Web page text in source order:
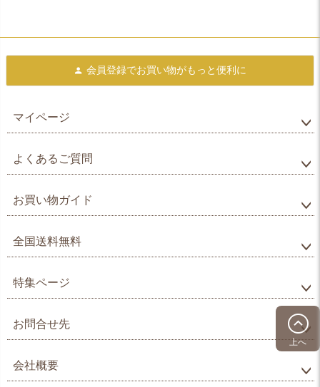
上へ
会員登録でお買い物がもっと便利に
マイページ
よくあるご質問
お買い物ガイド
全国送料無料
特集ページ
お問合せ先
会社概要